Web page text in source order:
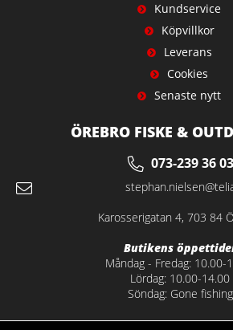
Kundservice
Köpvillkor
Leverans
Cookies
Senaste nytt
ÖREBRO FISKE &
073-239 36 03
Karosserigatan 4, 703 84
Butikens
Måndag - Fredag: 10.00-
Lördag: 10.00-14.00
Söndag: Gone fishing